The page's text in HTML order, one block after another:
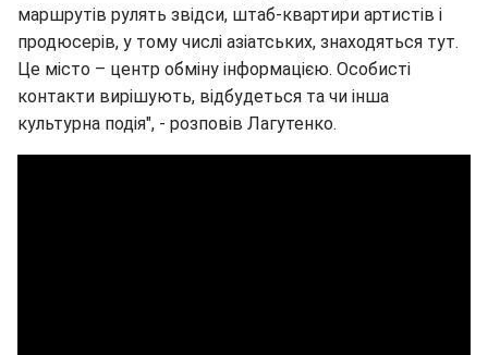
маршрутів рулять звідси, штаб-квартири артистів і
продюсерів, у тому числі азіатських, знаходяться тут.
Це місто – центр обміну інформацією. Особисті
контакти вирішують, відбудеться та чи інша
культурна подія", - розповів Лагутенко.